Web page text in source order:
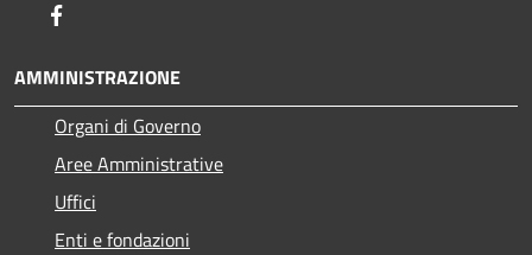
AMMINISTRAZIONE
Organi di Governo
Aree Amministrative
Uffici
Enti e fondazioni